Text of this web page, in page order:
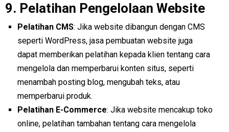
9. Pelatihan Pengelolaan Website
Pelatihan CMS: Jika website dibangun dengan CMS
seperti WordPress, jasa pembuatan website juga
dapat memberikan pelatihan kepada klien tentang cara
mengelola dan memperbarui konten situs, seperti
menambah posting blog, mengubah teks, atau
memperbarui produk.
Pelatihan E-Commerce: Jika website mencakup toko
online, pelatihan tambahan tentang cara mengelola